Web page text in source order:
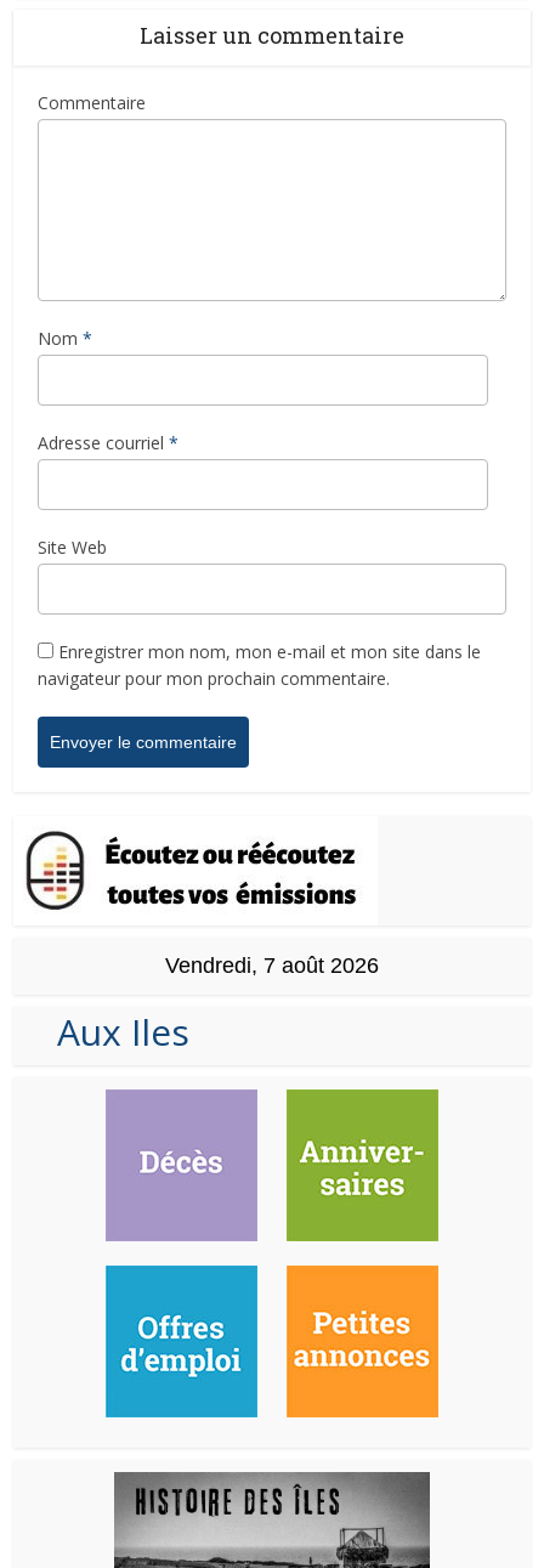
Laisser un commentaire
Commentaire
Nom *
Adresse courriel *
Site Web
Enregistrer mon nom, mon e-mail et mon site dans le
navigateur pour mon prochain commentaire.
Vendredi, 7 août 2026
Aux Iles